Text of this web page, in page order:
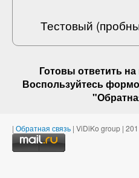
Тестовый
Готовы ответить на
Воспользуйтесь
"
| Обратная связь | ViDiKo group |